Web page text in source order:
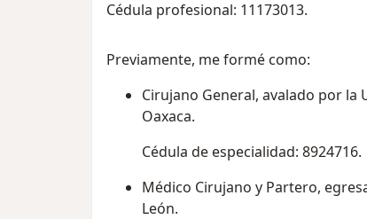
Cédula profesional: 11173013.
Previamente, me formé como:
Cirujano General, avalado por la
Oaxaca.
Cédula de especialidad: 8924716.
Médico Cirujano y Partero,
León.